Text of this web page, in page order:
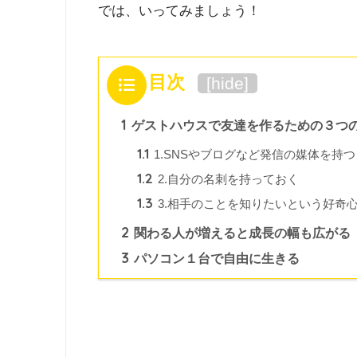
では、いってみましょう！
目次 [hide]
1 ゲストハウスで友達を作るための３つ
1.1 1.SNSやブログなど発信の媒体を持つ
1.2 2.自分の名刺を持っておく
1.3 3.相手のことを知りたいという好奇
2 関わる人が増えると成長の幅も広がる
3 パソコン１台で自由に生きる